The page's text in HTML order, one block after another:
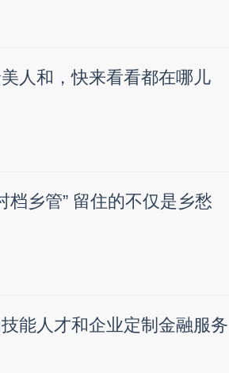
人和，快来看看都在哪儿
档乡管” 留住的不仅是乡愁
能人才和企业定制金融服务